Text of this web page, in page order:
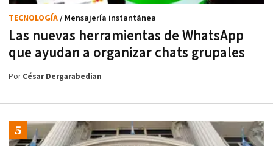
Las nuevas herramientas de WhatsApp
que ayudan a organizar chats grupales
TECNOLOGÍA/ Mensajería instantánea
PorCésar Dergarabedian